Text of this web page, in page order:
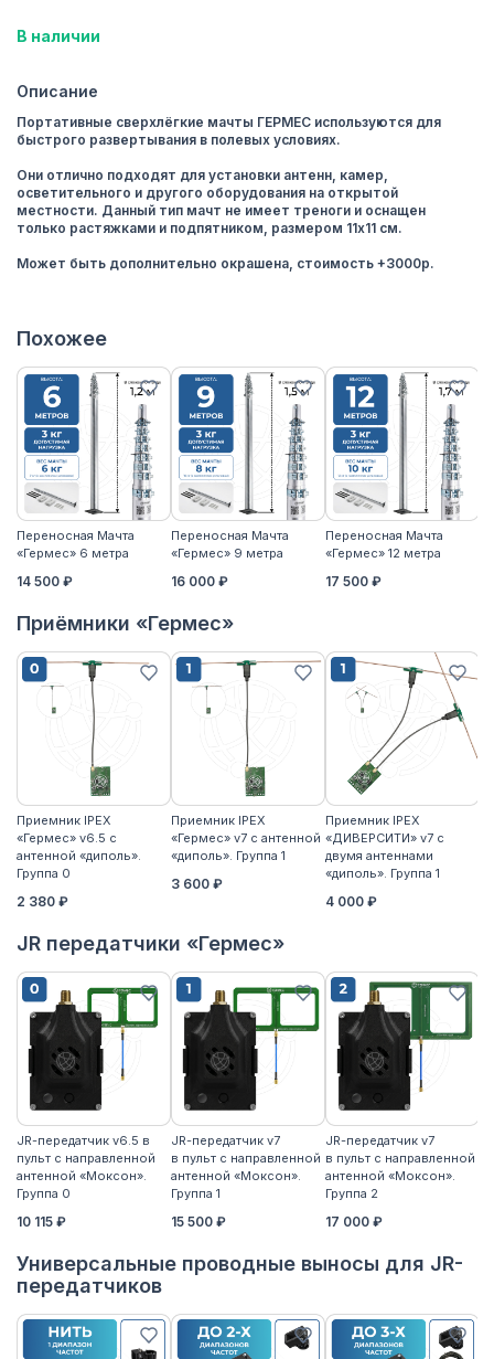
В наличии
Описание
Портативные сверхлёгкие мачты ГЕРМЕС используются для
быстрого развертывания в полевых условиях.
Они отлично подходят для установки антенн, камер,
осветительного и другого оборудования на открытой
местности. Данный тип мачт не имеет треноги и оснащен
только растяжками и подпятником, размером 11х11 см.
Может быть дополнительно окрашена, стоимость +3000р.
Похожее
Переносная Мачта
«Гермес» 6 метра
14 500 ₽
Переносная Мачта
«Гермес» 9 метра
16 000 ₽
Переносная Мачта
«Гермес» 12 метра
17 500 ₽
Приёмники «Гермес»
Приемник IPEX
«Гермес» v6.5 с
антенной «диполь».
Группа 0
2 380 ₽
Приемник IPEX
«Гермес» v7 с антенной
«диполь». Группа 1
3 600 ₽
Приемник IPEX
«ДИВЕРСИТИ» v7 с
двумя антеннами
«диполь». Группа 1
4 000 ₽
JR передатчики «Гермес»
JR-передатчик v6.5 в
пульт с направленной
антенной «Моксон».
Группа 0
10 115 ₽
JR-передатчик v7
в пульт с направленной
антенной «Моксон».
Группа 1
15 500 ₽
JR-передатчик v7
в пульт с направленной
антенной «Моксон».
Группа 2
17 000 ₽
Универсальные проводные выносы для JR-
передатчиков